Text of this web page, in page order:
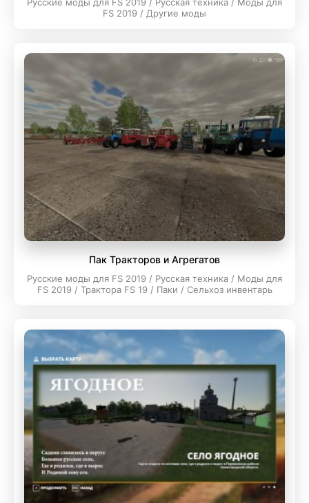
FS 2019 / Другие моды
Пак Тракторов и Агрегатов
Русские моды для FS 2019 / Русская техника / Моды для
FS 2019 / Трактора FS 19 / Паки / Сельхоз инвентарь